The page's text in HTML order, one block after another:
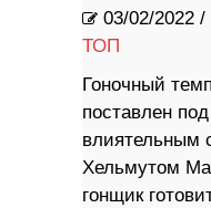
03/02/2022 /
ТОП
Гоночный
поставлен
влиятельным
Хельмутом
гонщик